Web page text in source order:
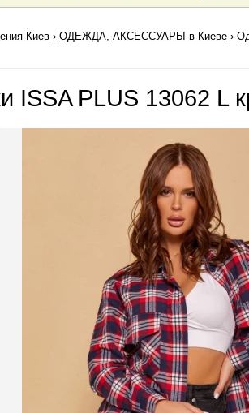
Киев ›ОДЕЖДА, АКСЕССУАРЫ в Киеве ›
ISSA PLUS 13062 L